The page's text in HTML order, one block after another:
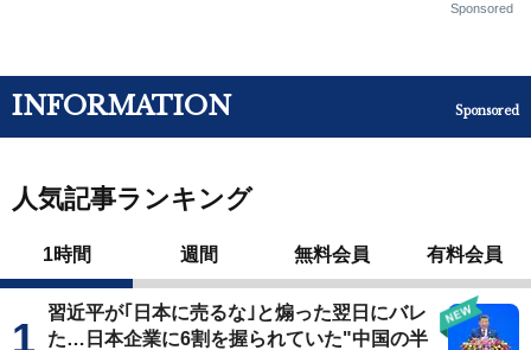
Sponsored
INFORMATION Sponsored
人気記事ランキング
1時間 週間 無料会員 有料会員
習近平が｢日本に売るな｣と煽った翌日にバレ
た…日本企業に6割を握られていた"中国の半